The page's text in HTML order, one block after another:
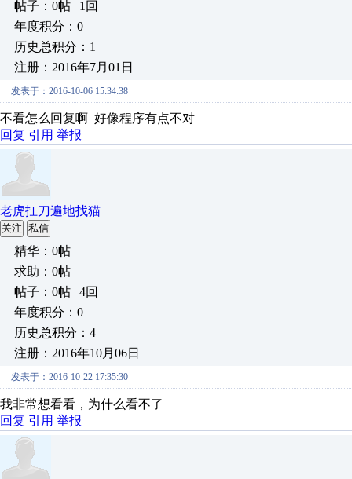
帖子：0帖 | 1回
年度积分：0
历史总积分：1
注册：2016年7月01日
发表于：2016-10-06 15:34:38
不看怎么回复啊 好像程序有点不对
回复 引用 举报
老虎扛刀遍地找猫
关注 私信
精华：0帖
求助：0帖
帖子：0帖 | 4回
年度积分：0
历史总积分：4
注册：2016年10月06日
发表于：2016-10-22 17:35:30
我非常想看看，为什么看不了
回复 引用 举报